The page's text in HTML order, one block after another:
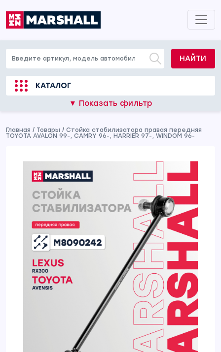
НАЙТИ
КАТАЛОГ
▼ Показать фильтр
Главная / Товары / Стойка стабилизатора правая передняя
TOYOTA AVALON 99-, CAMRY 96-, HARRIER 97-, WINDOM 96-